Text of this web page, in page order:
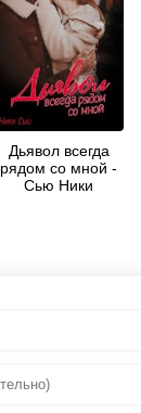
Дьявол всегда
рядом со мной -
Сью Ники